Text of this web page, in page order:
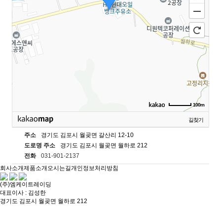
100m
길찾기
주소
경기도 김포시 월곶면 갈산리 12-10
도로명 주소
경기도 김포시 월곶면 월하로 212
전화
031-901-2137
회사소개제품소개 오시는길개인정보처리방침
(주)엠케이트레이딩
대표이사 : 김성한
경기도 김포시 월곶면 월하로 212